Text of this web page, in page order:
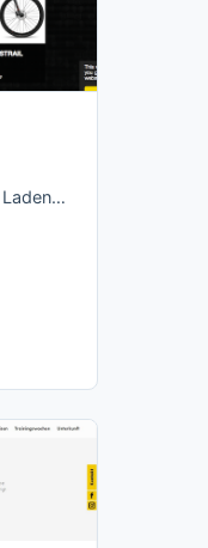
RideMallorca Cycling ist ein klassischer Laden-Verleih am Bulevar de Peguera: Du holst Dein Rad im Shop ab, dort wird es Dir angepasst – …